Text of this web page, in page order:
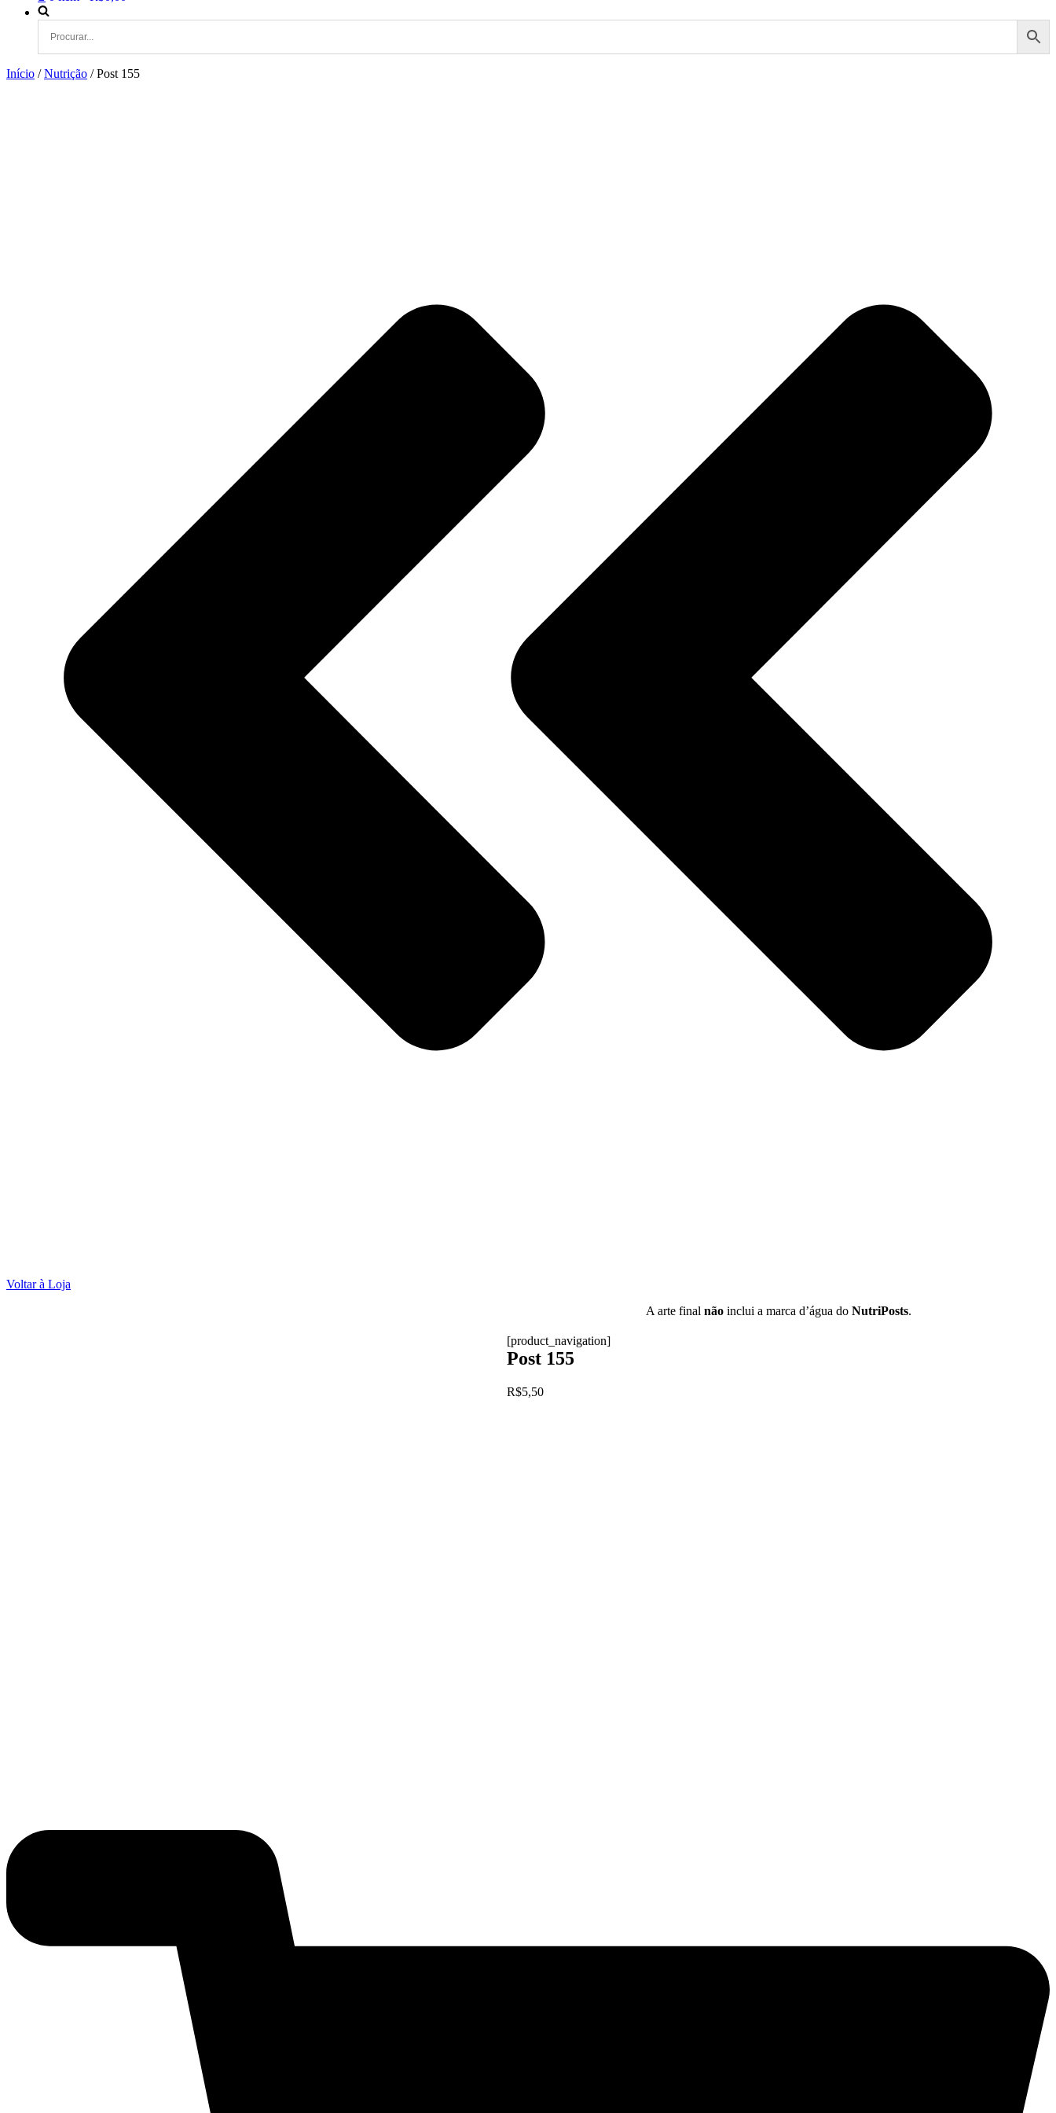
Início /Nutrição / Post 155
Voltar à Loja
A arte final não inclui a marca d’água do NutriPosts.
[product_navigation]
Post 155
R$5,50